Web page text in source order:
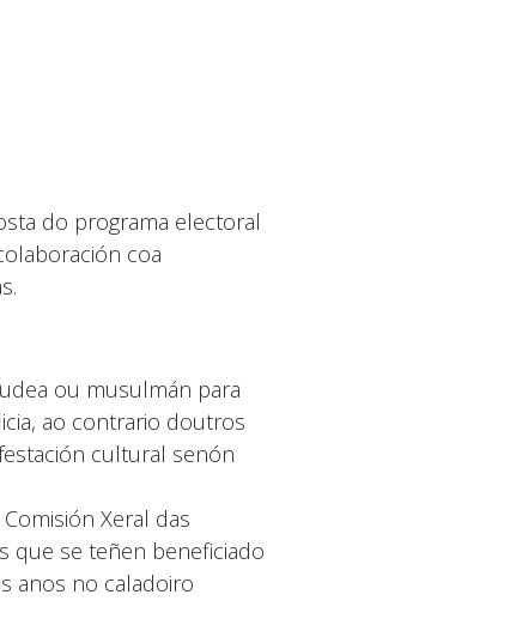
do programa electoral
coa
ou musulmán para
ao contrario doutros
cultural senón
Xeral das
que se teñen beneficiado
anos no caladoiro